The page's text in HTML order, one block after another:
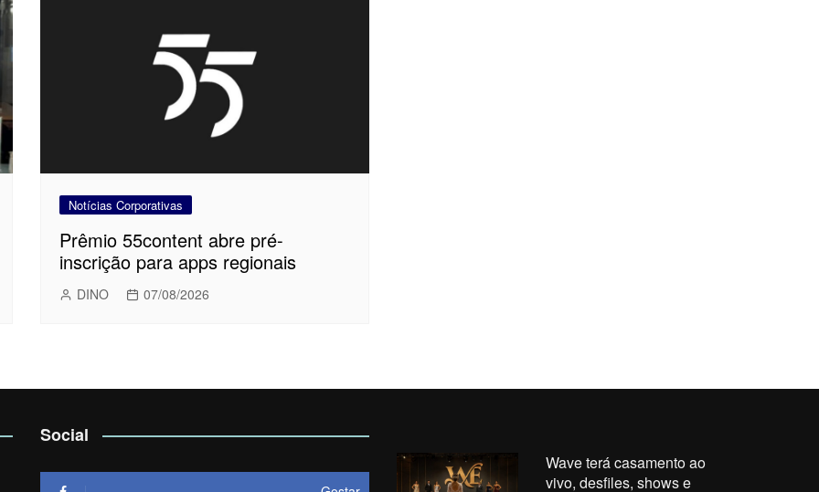
Notícias Corporativas
Prêmio 55content abre pré-
inscrição para apps regionais
DINO 07/08/2026
Social
Wave terá casamento ao
vivo, desfiles, shows e